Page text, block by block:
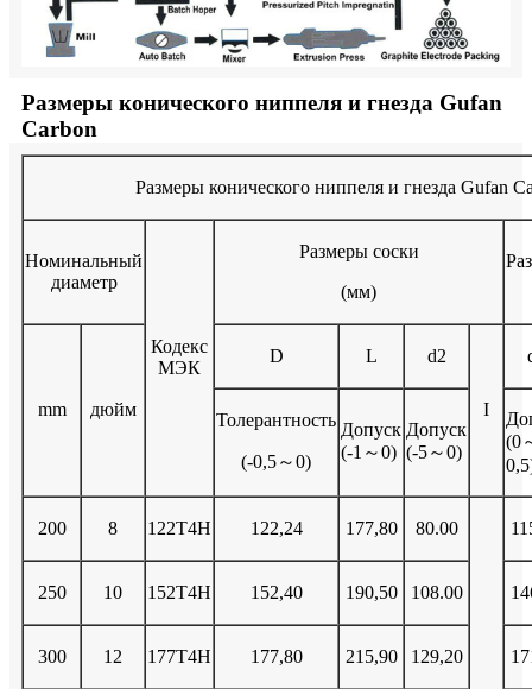
Размеры конического ниппеля и гнезда Gufan
Carbon
Размеры конического ниппеля и гнезда Gufan
Номинальный
диаметр
Кодекс
МЭК
Размеры соски
(мм)
mm дюйм
D L d2
I
Толерантность
(-0,5～0)
Допуск
(-1～0)
Допуск
(-5～0)
(0
200 8 122Т4Н 122,24 177,80 80.00
250 10 152Т4Н 152,40 190,50 108.00
300 12 177Т4Н 177,80 215,90 129,20